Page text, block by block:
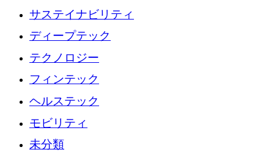
サステイナビリティ
ディープテック
テクノロジー
フィンテック
ヘルステック
モビリティ
未分類